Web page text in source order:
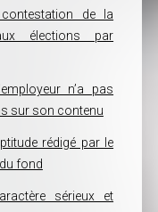
de la
élections par
n’a pas
sur son contenu
rédigé par le
fond
sérieux et